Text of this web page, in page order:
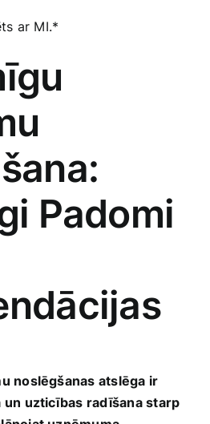
ar MI.*
Padomi
noslēgšanas atslēga ir‍
uzticības radīšana starp